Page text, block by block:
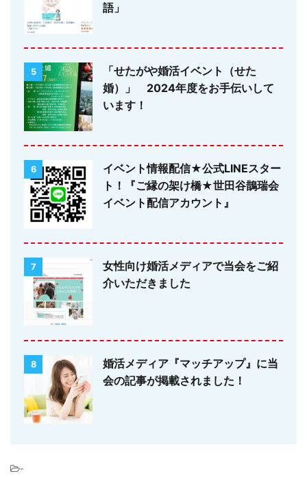
語」
5
「せたがや婚活イベント（せた
婚）」 2024年度をお手伝いして
います！
6
イベント情報配信★公式LINEスター
ト！『ご縁の架け橋★世田谷鵲瑞会
イベント配信アカウント』
7
女性向け婚活メディアで当会をご紹
介いただきました
8
婚活メディア『マッチアップ』に当
会の記事が掲載されました！
-